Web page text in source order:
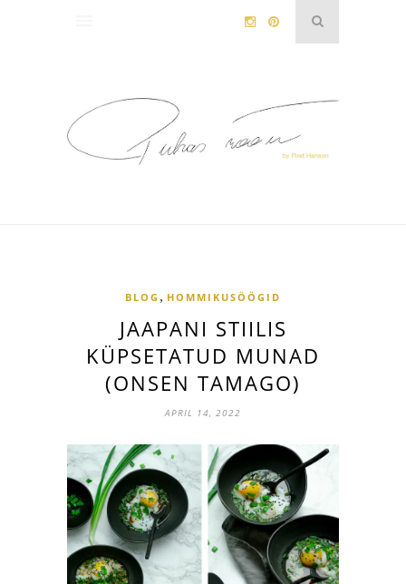
BLOG , HOMMIKUSÖÖGID
JAAPANI STIILIS
KÜPSETATUD MUNAD
(ONSEN TAMAGO)
APRIL 14, 2022